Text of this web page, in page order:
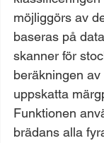
möjliggörs av
baseras på
skanner för
beräkningen
uppskatta
Funktionen
brädans alla